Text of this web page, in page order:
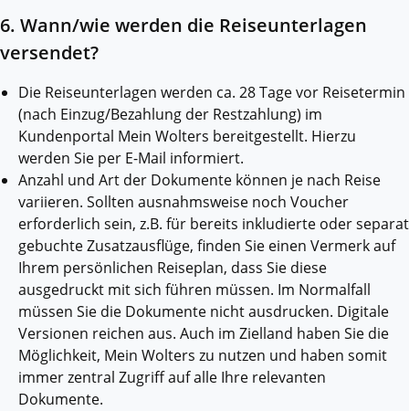
6. Wann/wie werden die Reiseunterlagen
versendet?
Die Reiseunterlagen werden ca. 28 Tage vor Reisetermin
(nach Einzug/Bezahlung der Restzahlung) im
Kundenportal Mein Wolters bereitgestellt. Hierzu
werden Sie per E-Mail informiert.
Anzahl und Art der Dokumente können je nach Reise
variieren. Sollten ausnahmsweise noch Voucher
erforderlich sein, z.B. für bereits inkludierte oder separat
gebuchte Zusatzausflüge, finden Sie einen Vermerk auf
Ihrem persönlichen Reiseplan, dass Sie diese
ausgedruckt mit sich führen müssen. Im Normalfall
müssen Sie die Dokumente nicht ausdrucken. Digitale
Versionen reichen aus. Auch im Zielland haben Sie die
Möglichkeit, Mein Wolters zu nutzen und haben somit
immer zentral Zugriff auf alle Ihre relevanten
Dokumente.